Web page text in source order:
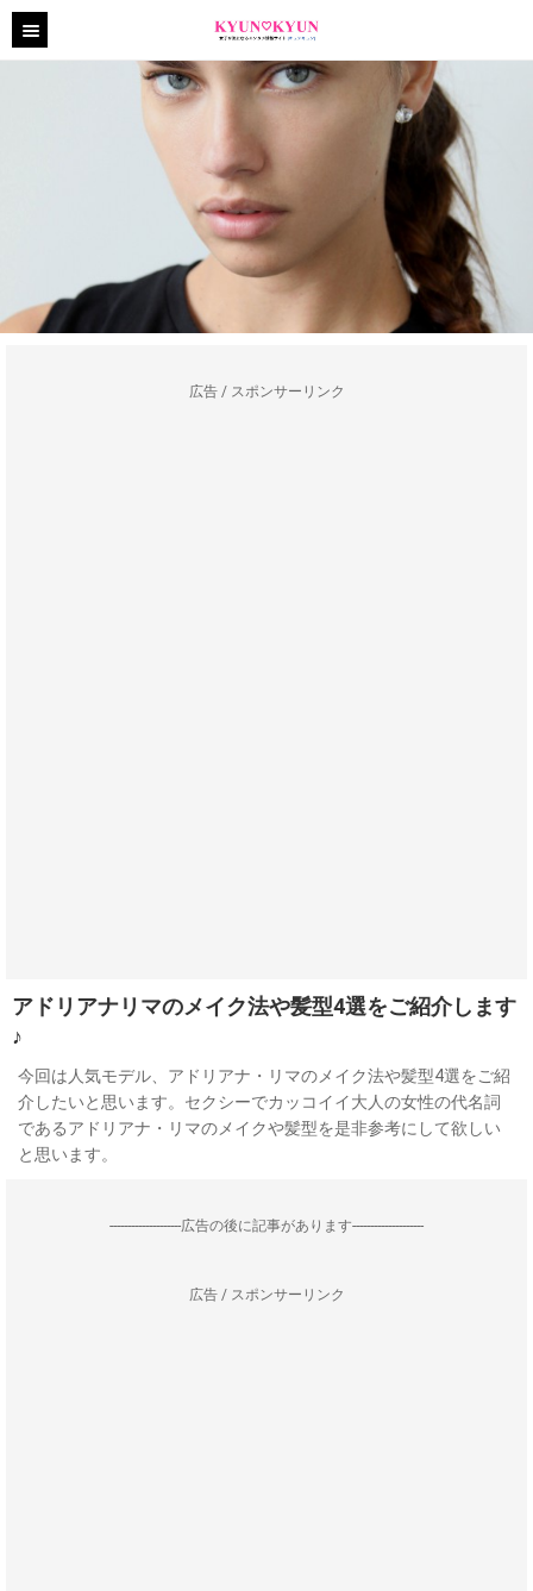
広告 / スポンサーリンク
アドリアナリマのメイク法や髪型4選をご紹介します
♪
今回は人気モデル、アドリアナ・リマのメイク法や髪型4選をご紹
介したいと思います。セクシーでカッコイイ大人の女性の代名詞
であるアドリアナ・リマのメイクや髪型を是非参考にして欲しい
と思います。
--------------------広告の後に記事があります--------------------
広告 / スポンサーリンク